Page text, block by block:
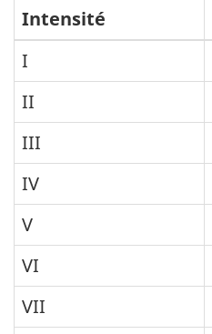
Intensité
I
II
III
IV
V
VI
VII